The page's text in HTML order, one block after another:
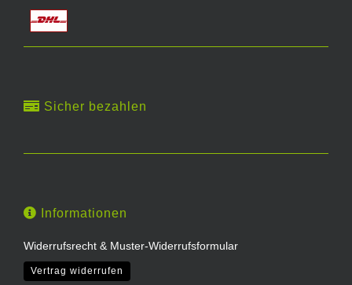
Sicher bezahlen
Informationen
Widerrufsrecht & Muster-Widerrufsformular
Vertrag widerrufen